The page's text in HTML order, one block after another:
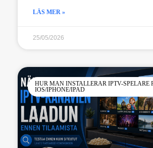
LÄS MER »
25/05/2026
HUR MAN INSTALLERAR IPTV-SPELARE
IOS/IPHONE/IPAD